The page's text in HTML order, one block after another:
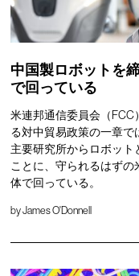
中国製ロボットを
で回っている
米連邦通信委員会（
る対中貿易政策の一章で
主要研究所からロボッ
ことに、守られるはず
体で回っている。
byJames O'Donnell